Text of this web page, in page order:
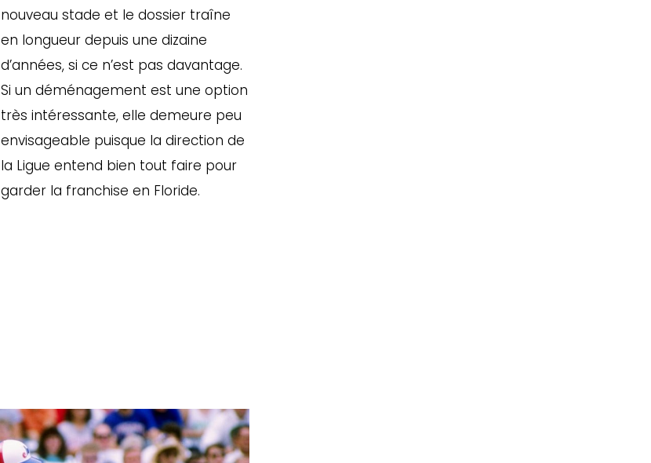
nouveau stade et le dossier traîne
en longueur depuis une dizaine
d’années, si ce n’est pas davantage.
Si un déménagement est une option
très intéressante, elle demeure peu
envisageable puisque la direction de
la Ligue entend bien tout faire pour
garder la franchise en Floride.